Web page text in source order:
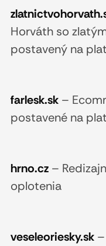
Horváth so
postavený na
farlesk.sk–
postavené na
hrno.cz–
oplotenia
veseleoriesky.sk–